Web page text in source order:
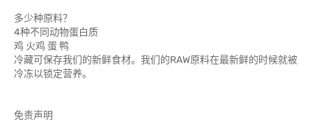
多少种原料？
4种不同动物蛋白质
鸡 火鸡 蛋 鸭
冷藏可保存我们的新鲜食材。我们的RAW原料在最新鲜的时候就被
冷冻以锁定营养。
免责声明